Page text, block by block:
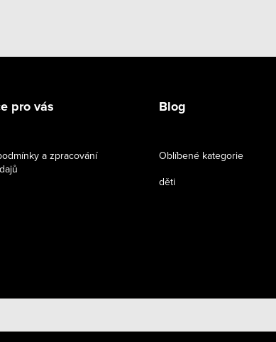
pro vás
a zpracování
Blog
Oblíbené kategorie
děti